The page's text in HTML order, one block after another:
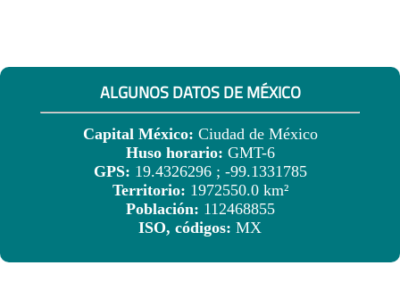
ALGUNOS DATOS DE MÉXICO
Capital México: Ciudad de México
Huso horario: GMT-6
GPS: 19.4326296 ; -99.1331785
Territorio: 1972550.0 km²
Población: 112468855
ISO, códigos: MX